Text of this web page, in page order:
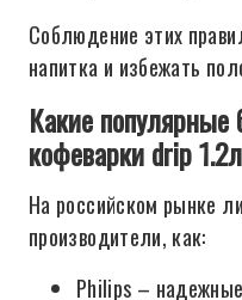
Соблюдение этих
напитка и избежать
Какие
кофеварки drip
На российском рынке
производители, как:
Philips –